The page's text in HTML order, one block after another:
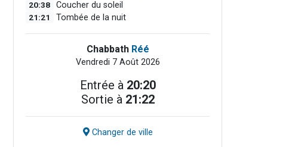
20:38 Coucher du soleil
21:21 Tombée de la nuit
Chabbath Réé
Vendredi 7 Août 2026
Entrée à 20:20
Sortie à 21:22
Changer de ville